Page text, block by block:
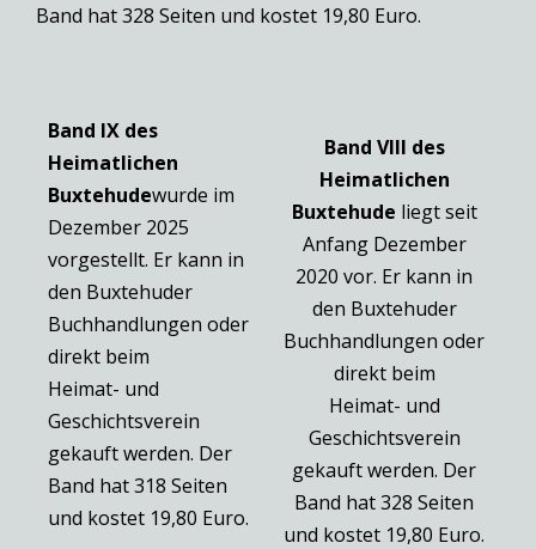
Band hat 328 Seiten und kostet 19,80 Euro.
Band IX des
Heimatlichen
Buxtehudewurde im
Dezember 2025
vorgestellt. Er kann in
den Buxtehuder
Buchhandlungen oder
direkt beim
Heimat- und
Geschichtsverein
gekauft werden. Der
Band hat 318 Seiten
und kostet 19,80 Euro.
Band VIII des
Heimatlichen
Buxtehude liegt seit
Anfang Dezember
2020 vor. Er kann in
den Buxtehuder
Buchhandlungen oder
direkt beim
Heimat- und
Geschichtsverein
gekauft werden. Der
Band hat 328 Seiten
und kostet 19,80 Euro.